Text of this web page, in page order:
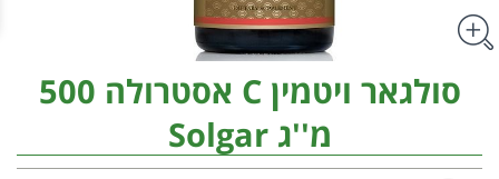
סולגאר ויטמין C אסטרולה 500
מ''ג Solgar